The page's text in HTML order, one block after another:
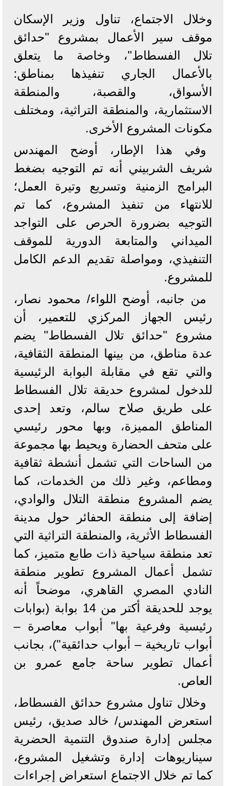
وخلال الاجتماع، تناول وزير الإسكان
موقف سير الأعمال بمشروع "حدائق
تلال الفسطاط"، وخاصة ما يتعلق
بالأعمال الجاري تنفيذها بمناطق:
الأسواق، والقصبة، والمنطقة
الاستثمارية، والمنطقة التراثية، ومختلف
مكونات المشروع الأخرى.
وفي هذا الإطار، أوضح المهندس
شريف الشربيني أنه تم التوجيه بضغط
البرامج الزمنية وتسريع وتيرة العمل؛
للانتهاء من تنفيذ المشروع، كما تم
التوجيه بضرورة الحرص على التواجد
الميداني والمتابعة الدورية للموقف
التنفيذي، ومواصلة تقديم الدعم الكامل
للمشروع.
من جانبه، أوضح اللواء/ محمود نصار،
رئيس الجهاز المركزي للتعمير، أن
مشروع "حدائق تلال الفسطاط" يضم
عدة مناطق، من بينها المنطقة الثقافية،
والتي تقع في مقابلة البوابة الرئيسية
للدخول لمشروع حديقة تلال الفسطاط
على طريق صلاح سالم، وتعد إحدى
المناطق المميزة، وبها محور رئيسي
على متحف الحضارة ويحيط بها مجموعة
من الساحات التي تشمل أنشطة ثقافية
ومطاعم، وغير ذلك من الخدمات، كما
يضم المشروع منطقة التلال والوادي،
إضافة إلى منطقة الحفائر حول مدينة
الفسطاط الأثرية، والمنطقة التراثية التي
تعد منطقة سياحية ذات طابع متميز، كما
تشمل أعمال المشروع تطوير منطقة
النادي المصري القاهري، موضحاً أنه
يوجد للحديقة أكتر من 14 بوابة (بوابات
رئيسية وفرعية بها" أبواب معاصرة –
أبواب تاريخية – أبواب حدائقية")، بجانب
أعمال تطوير ساحة جامع عمرو بن
العاص.
وخلال تناول مشروع حدائق الفسطاط،
استعرض المهندس/ خالد صديق، رئيس
مجلس إدارة صندوق التنمية الحضرية
سيناريوهات إدارة وتشغيل المشروع،
كما تم خلال الاجتماع استعراض إجراءات